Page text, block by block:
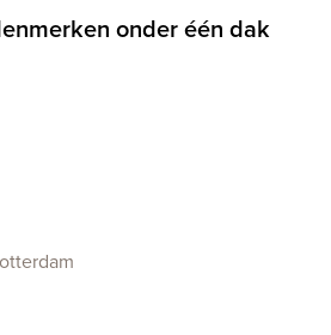
onder één dak